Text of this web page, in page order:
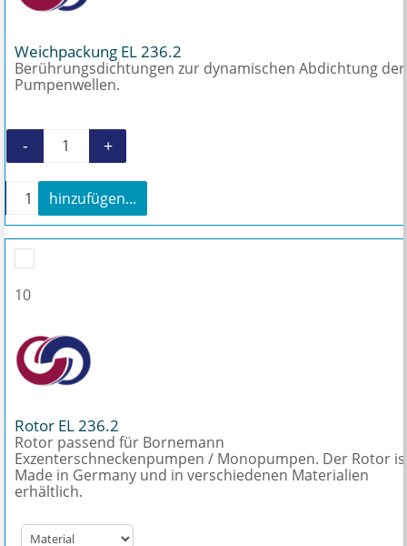
Weichpackung EL 236.2
Berührungsdichtungen zur dynamischen Abdichtung der
Pumpenwellen.
Weichpackung EL 236.2 Menge
- +
Weichpackung EL 236.2 Menge
+
hinzufügen...
10
Rotor EL 236.2
Rotor passend für Bornemann
Exzenterschneckenpumpen / Monopumpen. Der Rotor
Made in Germany und in verschiedenen Materialien
erhältlich.